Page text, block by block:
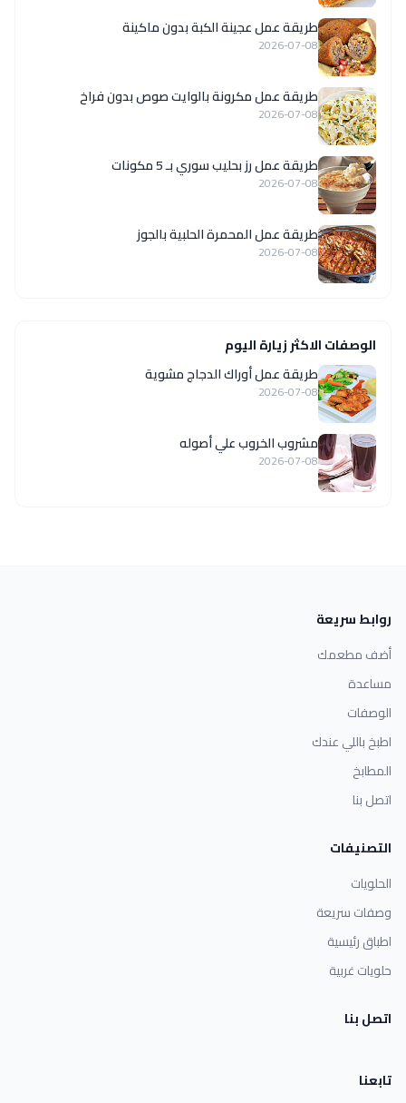
طريقة عمل عجينة الكبة بدون ماكينة
2026-07-08
طريقة عمل مكرونة بالوايت صوص بدون فراخ
2026-07-08
طريقة عمل رز بحليب سوري بـ 5 مكونات
2026-07-08
طريقة عمل المحمرة الحلبية بالجوز
2026-07-08
الوصفات الاكثر زيارة اليوم
طريقة عمل أوراك الدجاج مشوية
2026-07-08
مشروب الخروب علي أصوله
2026-07-08
روابط سريعة
أضف مطعمك
مساعدة
الوصفات
اطبخ باللي عندك
المطابخ
اتصل بنا
التصنيفات
الحلويات
وصفات سريعة
اطباق رئيسية
حلويات غربية
اتصل بنا
تابعنا